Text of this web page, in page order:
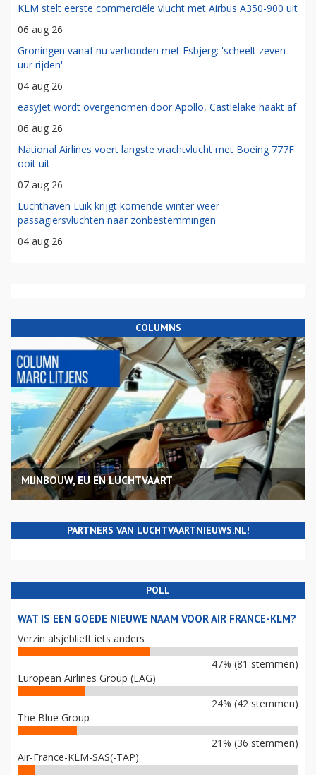
KLM stelt eerste commerciële vlucht met Airbus A350-900 uit
06 aug 26
Groningen vanaf nu verbonden met Esbjerg: 'scheelt zeven
uur rijden'
04 aug 26
easyJet wordt overgenomen door Apollo, Castlelake haakt af
06 aug 26
National Airlines voert langste vrachtvlucht met Boeing 777F
ooit uit
07 aug 26
Luchthaven Luik krijgt komende winter weer
passagiersvluchten naar zonbestemmingen
04 aug 26
COLUMNS
MIJNBOUW, EU EN LUCHTVAART
PARTNERS VAN LUCHTVAARTNIEUWS.NL!
POLL
WAT IS EEN GOEDE NIEUWE NAAM VOOR AIR FRANCE-KLM?
Verzin alsjeblieft iets anders
47% (81 stemmen)
European Airlines Group (EAG)
24% (42 stemmen)
The Blue Group
21% (36 stemmen)
Air-France-KLM-SAS(-TAP)